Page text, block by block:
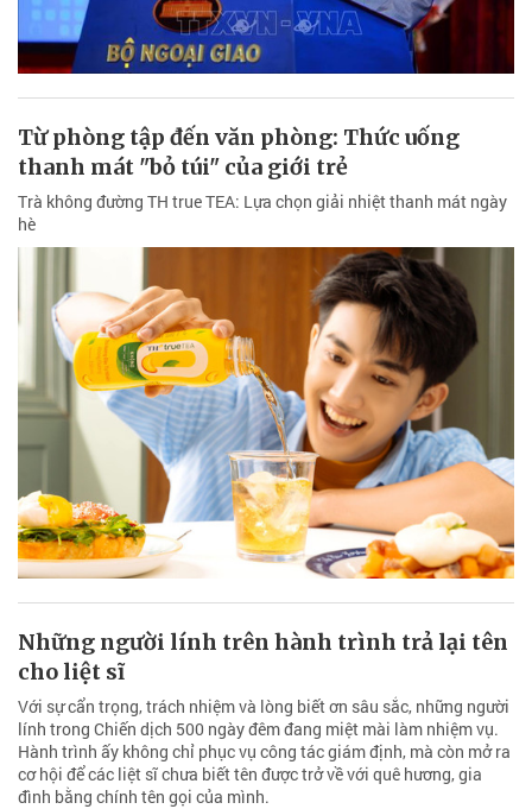
Từ phòng tập đến văn phòng: Thức uống
thanh mát "bỏ túi" của giới trẻ
Trà không đường TH true TEA: Lựa chọn giải nhiệt thanh mát ngày
hè
Những người lính trên hành trình trả lại tên
cho liệt sĩ
Với sự cẩn trọng, trách nhiệm và lòng biết ơn sâu sắc, những người
lính trong Chiến dịch 500 ngày đêm đang miệt mài làm nhiệm vụ.
Hành trình ấy không chỉ phục vụ công tác giám định, mà còn mở ra
cơ hội để các liệt sĩ chưa biết tên được trở về với quê hương, gia
đình bằng chính tên gọi của mình.